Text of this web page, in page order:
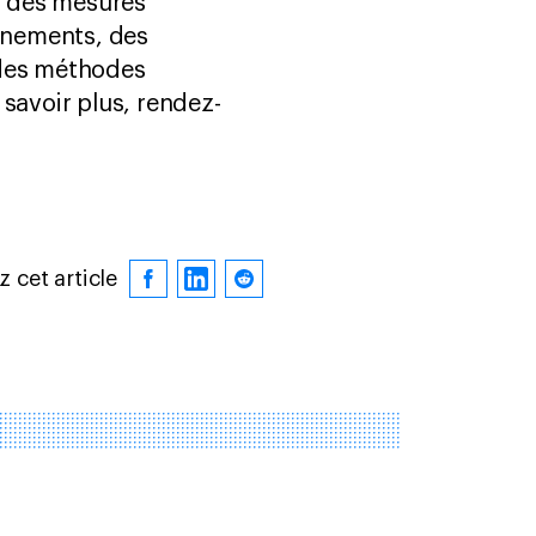
des
méthodes
plus, rendez-
cet article